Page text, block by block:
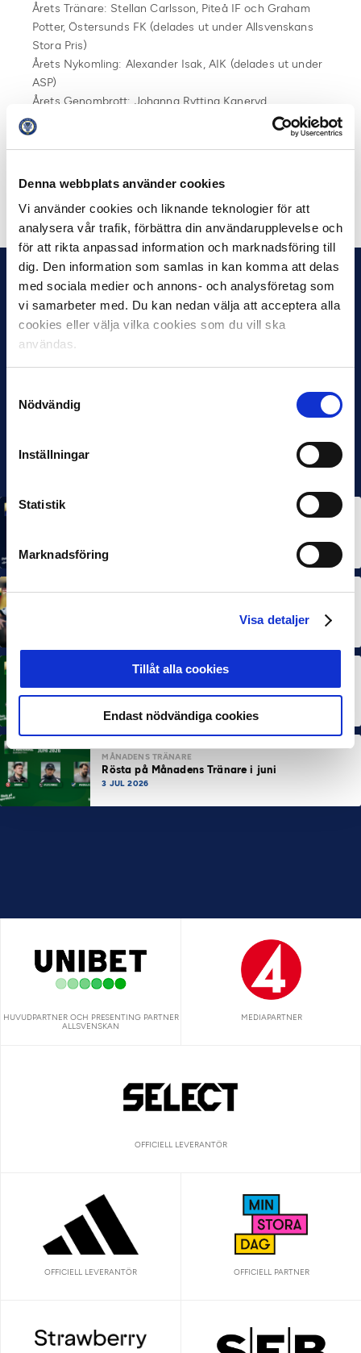
Denna webbplats använder cookies
Vi använder cookies och liknande teknologier för att
analysera vår trafik, förbättra din användarupplevelse och
för att rikta anpassad information och marknadsföring till
dig. Den information som samlas in kan komma att delas
med sociala medier och annons- och analysföretag som
vi samarbeter med. Du kan nedan välja att acceptera alla
cookies eller välja vilka cookies som du vill ska
användas.
Nödvändig
Inställningar
Statistik
Marknadsföring
Visa detaljer
Tillåt alla cookies
Endast nödvändiga cookies
Årets Tränare: Stellan Carlsson, Piteå IF och Graham
Potter, Östersunds FK (delades ut under Allsvenskans
Stora Pris)
Årets Nykomling: Alexander Isak, AIK (delades ut under
ASP)
Årets Genombrott: Johanna Rytting Kaneryd,
Djurgårdens IF
Årets Mål: Guillermo Molins, Malmö FF
Rösta på Månadens Spelare i juni
MÅNADENS TRÄNARE
Rösta på Månadens Tränare i juni
3 JUL 2026
HUVUDPARTNER OCH PRESENTING PARTNER
ALLSVENSKAN
MEDIAPARTNER
OFFICIELL LEVERANTÖR
OFFICIELL LEVERANTÖR OFFICIELL PARTNER